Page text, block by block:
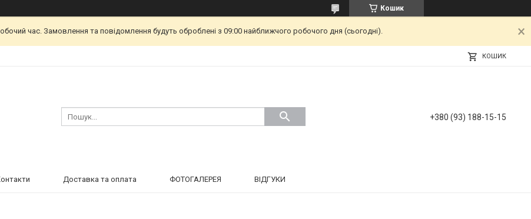
Кошик
час. Замовлення та повідомлення будуть оброблені з 09:00 найближчого робочого дня (сьогодні).
КОШИК
+380 (93) 188-15-15
Доставка та оплата ФОТОГАЛЕРЕЯ ВІДГУКИ